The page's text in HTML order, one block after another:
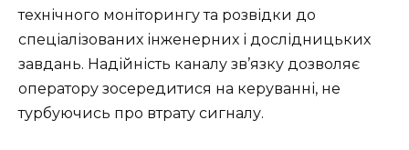
технічного моніторингу та розвідки до
спеціалізованих інженерних і дослідницьких
завдань. Надійність каналу зв’язку дозволяє
оператору зосередитися на керуванні, не
турбуючись про втрату сигналу.